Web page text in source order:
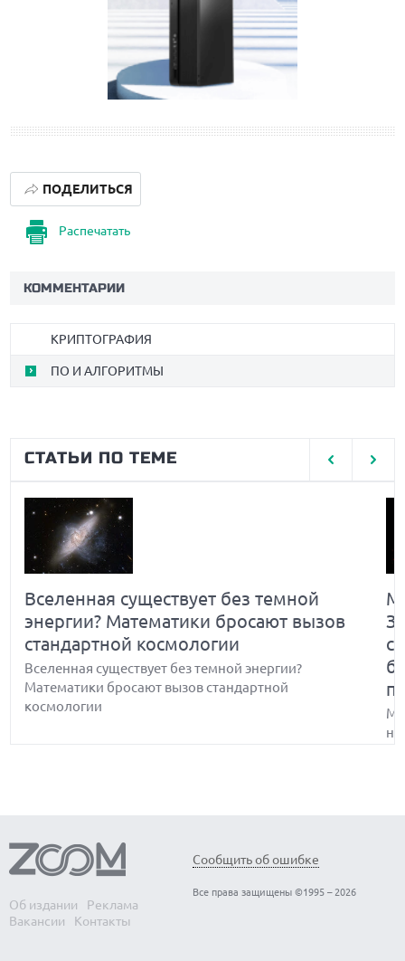
Распечатать
ПОДЕЛИТЬСЯ
КОММЕНТАРИИ
КРИПТОГРАФИЯ
ПО И АЛГОРИТМЫ
СТАТЬИ ПО ТЕМЕ
Вселенная существует без темной
энергии? Математики бросают вызов
стандартной космологии
Вселенная существует без темной энергии?
Математики бросают вызов стандартной
космологии
не
Какие простейшие головоломки не
может решить ИИ и почему
Какие простейшие головоломки не может решить
ИИ и почему
Об издании
Реклама
Вакансии
Контакты
Сообщить об ошибке
Все права защищены ©1995 – 2026